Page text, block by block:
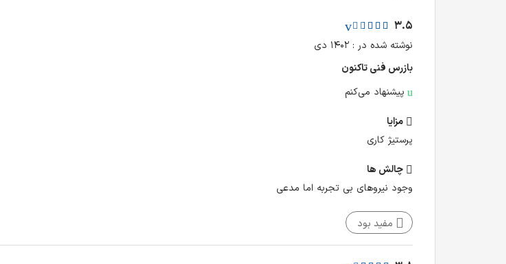
3.5
نوشته شده در : ۱۴۰۲ دی
بازرس فنی تا‌کنون
پیشنهاد می‌کنم
مزایا
پرستیژ کاری
چالش‌ ها
وجود نیروهای بی تجربه اما مدعی
مفید بود